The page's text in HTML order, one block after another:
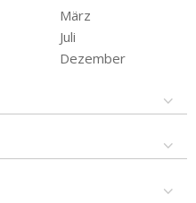
März
Juli
Dezember